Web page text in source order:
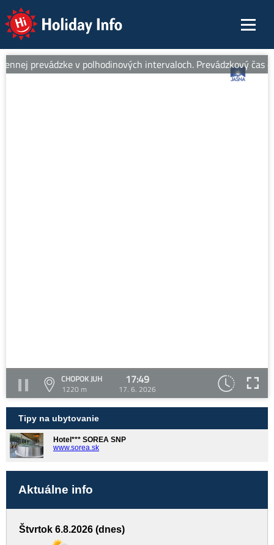
Holiday Info
prevádzke v polhodinových intervaloch. Prevádzkový čas
CHOPOK JUH
1220 m
17:49
17. 6. 2026
Tipy na ubytovanie
Hotel*** SOREA SNP
www.sorea.sk
Aktuálne info
Štvrtok 6.8.2026 (dnes)